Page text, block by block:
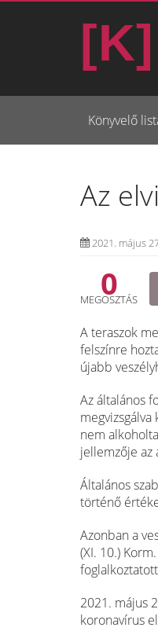
Könyvelő
Az
2021. május
0
MEGOSZTÁS
A teraszok
felszínre
újabb
Az általános
nem
jellemzője az
Általános
történő
Azonban a
(XI. 10.)
2021. május
koronavírus